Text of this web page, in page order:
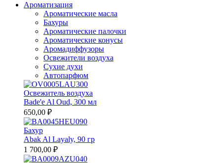
Ароматизация
Ароматические масла
Бахуры
Ароматические палочки
Ароматические конусы
Аромадиффузоры
Освежители воздуха
Сухие духи
Автопарфюм
Освежитель воздуха
Bade'e Al Oud, 300 мл
650,00 ₽
Бахур
Abak Al Layaly, 90 гр
1 700,00 ₽